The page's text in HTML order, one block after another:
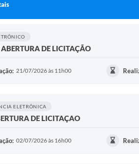
DE LICITAÇÃO
21/07/2026 às 11h00
ELETRÔNICA
DE LICITAÇAO
02/07/2026 às 16h00